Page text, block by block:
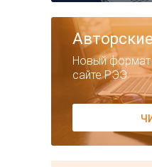
Новый формат
сайте РЭЭ